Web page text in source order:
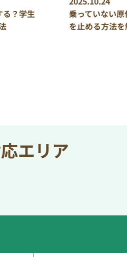
る？学生
乗っていない
を止める方法を
エリア